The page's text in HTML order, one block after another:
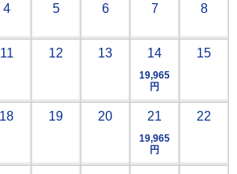
4 5 6 7 8
11 12 13 14
19,965
円
15
18 19 20 21
19,965
円
22